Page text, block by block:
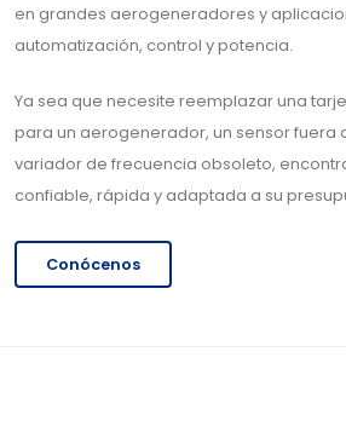
en grandes aerogeneradores y
automatización, control y potencia.
Ya sea que necesite reemplazar una
para un aerogenerador, un sensor fuera
variador de frecuencia obsoleto,
confiable, rápida y adaptada a su
Conócenos